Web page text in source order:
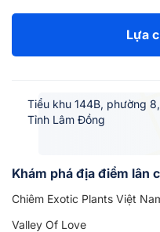
Lựa
Tiểu khu 144B, phường
Tỉnh Lâm Đồng
Khám phá địa điểm lân
Chiêm Exotic Plants Việt
Valley Of Love